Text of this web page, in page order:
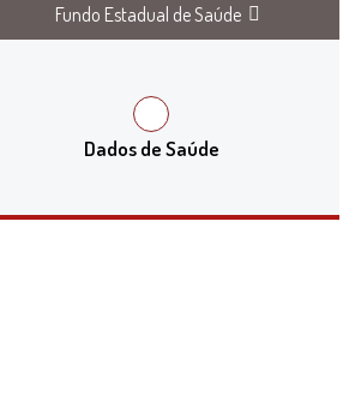
Fundo Estadual de Saúde
Dados de Saúde